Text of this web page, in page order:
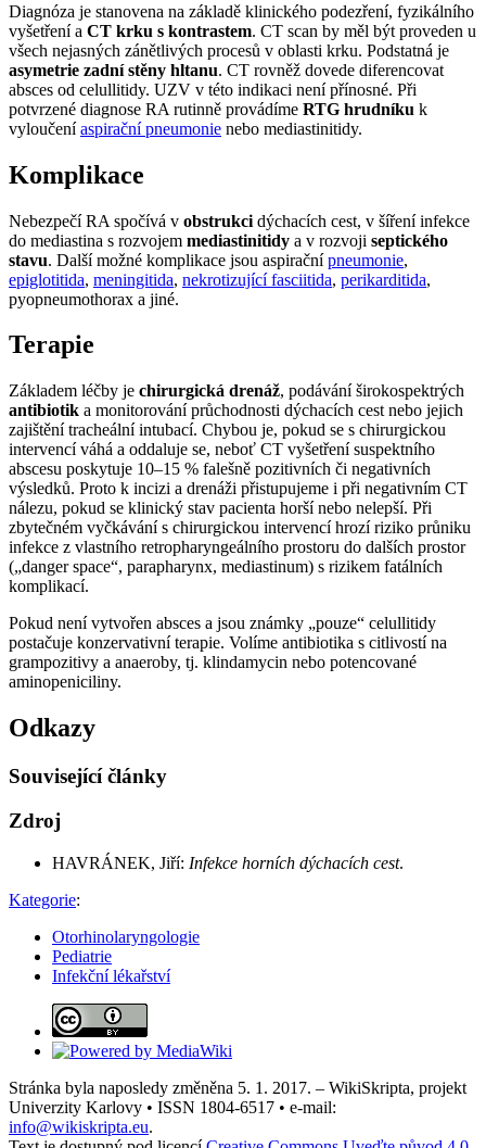
Diagnóza je stanovena na základě klinického podezření, fyzikálního
vyšetření a CT krku s kontrastem. CT scan by měl být proveden u
všech nejasných zánětlivých procesů v oblasti krku. Podstatná je
asymetrie zadní stěny hltanu. CT rovněž dovede diferencovat
absces od celullitidy. UZV v této indikaci není přínosné. Při
potvrzené diagnose RA rutinně provádíme RTG hrudníku k
vyloučeníaspirační pneumonie nebo mediastinitidy.
Komplikace
Nebezpečí RA spočívá v obstrukci dýchacích cest, v šíření infekce
do mediastina s rozvojem mediastinitidy a v rozvoji septického
stavu. Další možné komplikace jsou aspiračnípneumonie,
epiglotitida, meningitida, nekrotizující fasciitida, perikarditida,
pyopneumothorax a jiné.
Terapie
Základem léčby je chirurgická drenáž, podávání širokospektrých
antibiotik a monitorování průchodnosti dýchacích cest nebo jejich
zajištění tracheální intubací. Chybou je, pokud se s chirurgickou
intervencí váhá a oddaluje se, neboť CT vyšetření suspektního
abscesu poskytuje 10–15 % falešně pozitivních či negativních
výsledků. Proto k incizi a drenáži přistupujeme i při negativním CT
nálezu, pokud se klinický stav pacienta horší nebo nelepší. Při
zbytečném vyčkávání s chirurgickou intervencí hrozí riziko průniku
infekce z vlastního retropharyngeálního prostoru do dalších prostor
(„danger space“, parapharynx, mediastinum) s rizikem fatálních
komplikací.
Pokud není vytvořen absces a jsou známky „pouze“ celullitidy
postačuje konzervativní terapie. Volíme antibiotika s citlivostí na
grampozitivy a anaeroby, tj. klindamycin nebo potencované
aminopeniciliny.
Odkazy
Související články
Zdroj
HAVRÁNEK, Jiří: Infekce horních dýchacích cest.
Kategorie:
Otorhinolaryngologie
Pediatrie
Infekční lékařství
Stránka byla naposledy změněna 5. 1. 2017. – WikiSkripta, projekt
Univerzity Karlovy • ISSN 1804-6517 • e-mail:
info@wikiskripta.eu.